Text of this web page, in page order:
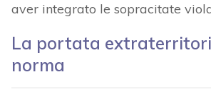
aver integrato le sopracitate
La portata
norma